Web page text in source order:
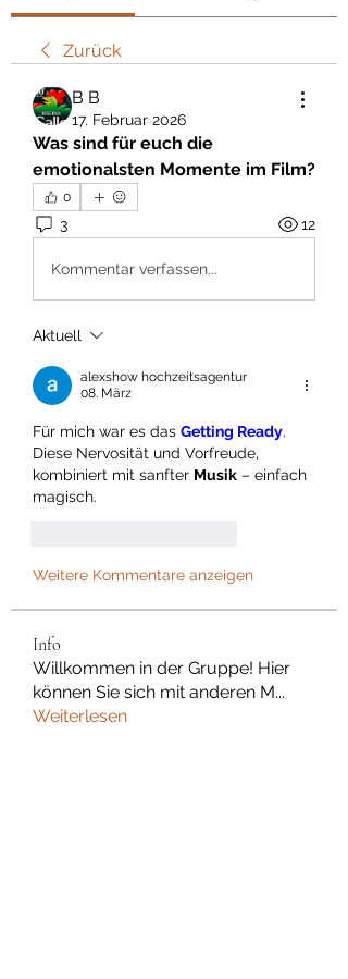
Zurück
В В
17. Februar 2026
Was sind für euch die
emotionalsten Momente im Film?
0
3 12
Kommentar verfassen...
Aktuell
alexshow hochzeitsagentur
08. März
Für mich war es das Getting Ready.
Diese Nervosität und Vorfreude,
kombiniert mit sanfter Musik – einfach
magisch.
Weitere Kommentare anzeigen
Info
Willkommen in der Gruppe! Hier
können Sie sich mit anderen M...
Weiterlesen